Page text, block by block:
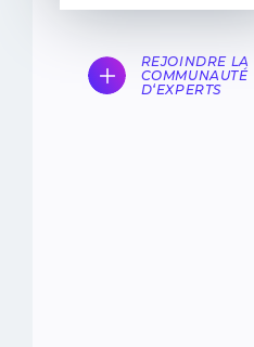
REJOINDRE LA
COMMUNAUTÉ
D‘EXPERTS